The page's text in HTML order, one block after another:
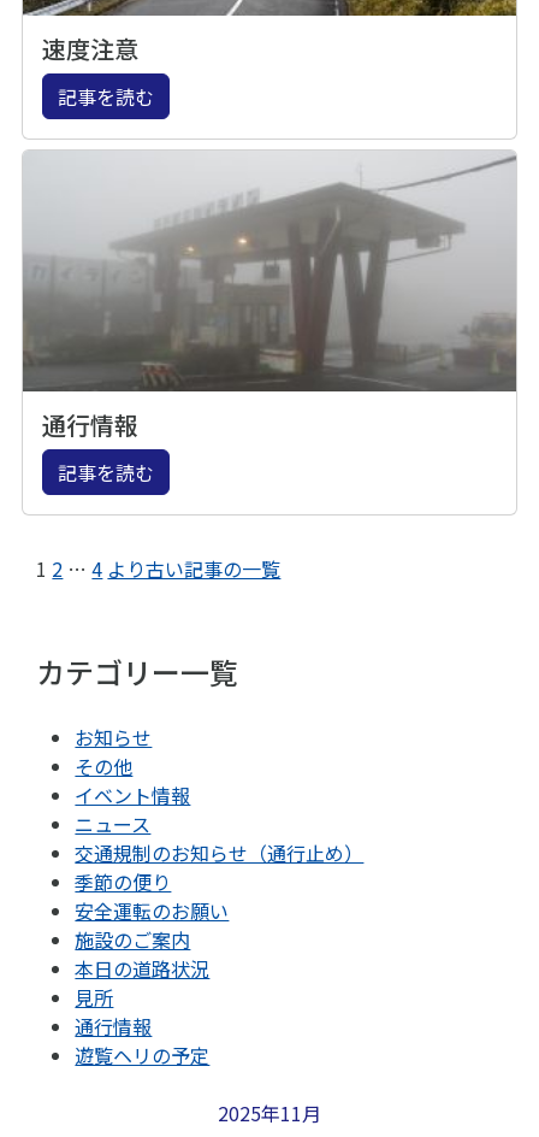
速度注意
記事を読む
通行情報
記事を読む
1 2 … 4 より古い記事の一覧
カテゴリー一覧
お知らせ
その他
イベント情報
ニュース
交通規制のお知らせ（通行止め）
季節の便り
安全運転のお願い
施設のご案内
本日の道路状況
見所
通行情報
遊覧ヘリの予定
2025年11月